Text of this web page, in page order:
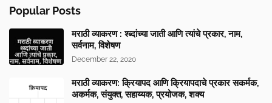
Popular Posts
मराठी व्याकरण : श्ब्दांच्या जाती आणि त्यांचे प्रकार, नाम,
सर्वनाम, विशेषण
December 22, 2020
मराठी व्याकरण: क्रियापद आणि क्रियापदाचे प्रकार सकर्मक,
अकर्मक, संयुक्त, सहाय्यक, प्रयोजक, शक्य